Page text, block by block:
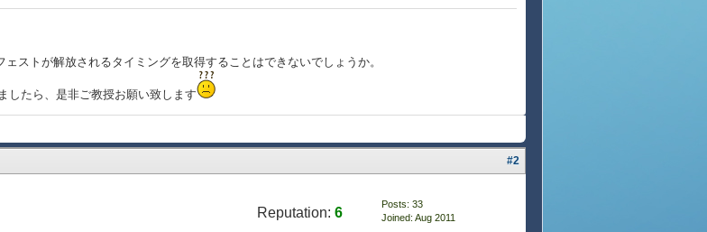
ストが解放されるタイミングを取得することはできないでしょうか。
したら、是非ご教授お願い致します
#2
Reputation: 6
Posts: 33
Joined: Aug 2011